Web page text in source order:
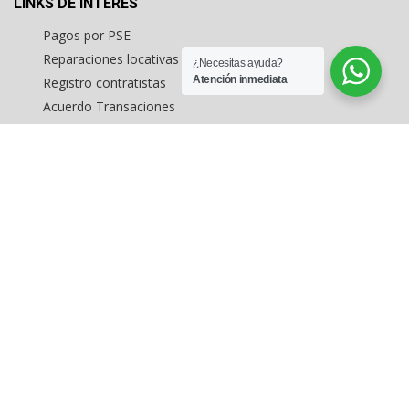
Pagos por PSE
Reparaciones locativas
Registro contratistas
Acuerdo Transaciones
Formato consignación comercial
¿Necesitas ayuda?
Atención inmediata